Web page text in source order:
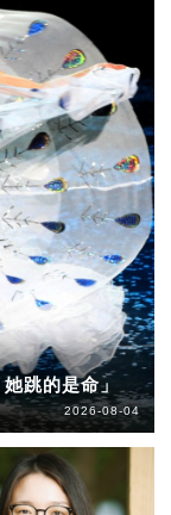
跳的是命」
2026-08-04